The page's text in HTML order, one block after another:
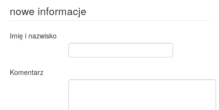
nowe informacje
Imię i nazwisko
Komentarz